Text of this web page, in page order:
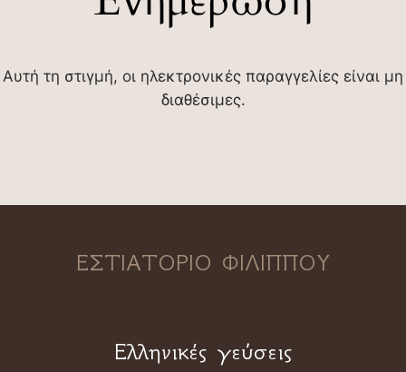
Αυτή τη στιγμή, οι ηλεκτρονικές παραγγελίες είναι μη
διαθέσιμες.
ΕΣΤΙΑΤΟΡΙΟ ΦΙΛΙΠΠΟΥ
Ελληνικές γεύσεις